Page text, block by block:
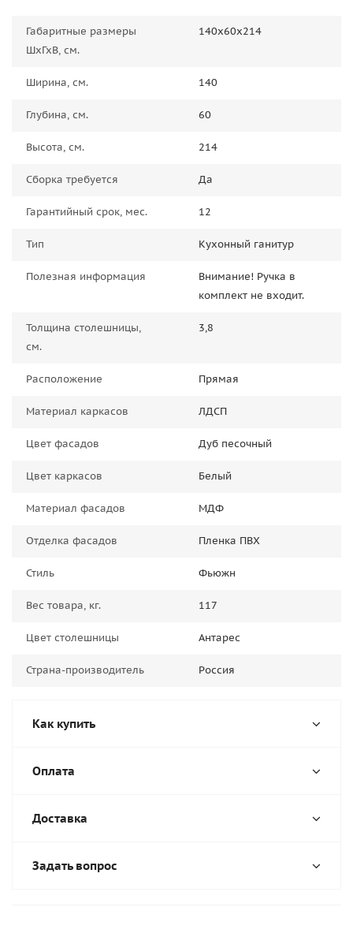
Габаритные размеры
ШхГхВ, см.
140х60х214
Ширина, см. 140
Глубина, см. 60
Высота, см. 214
Сборка требуется Да
Гарантийный срок, мес. 12
Тип Кухонный ганитур
Полезная информация
Внимание! Ручка в
комплект не входит.
Толщина столешницы,
см.
3,8
Расположение Прямая
Материал каркасов ЛДСП
Цвет фасадов Дуб песочный
Цвет каркасов Белый
Материал фасадов МДФ
Отделка фасадов Пленка ПВХ
Стиль Фьюжн
Вес товара, кг. 117
Цвет столешницы Антарес
Страна-производитель Россия
Как купить
Оплата
Доставка
Задать вопрос